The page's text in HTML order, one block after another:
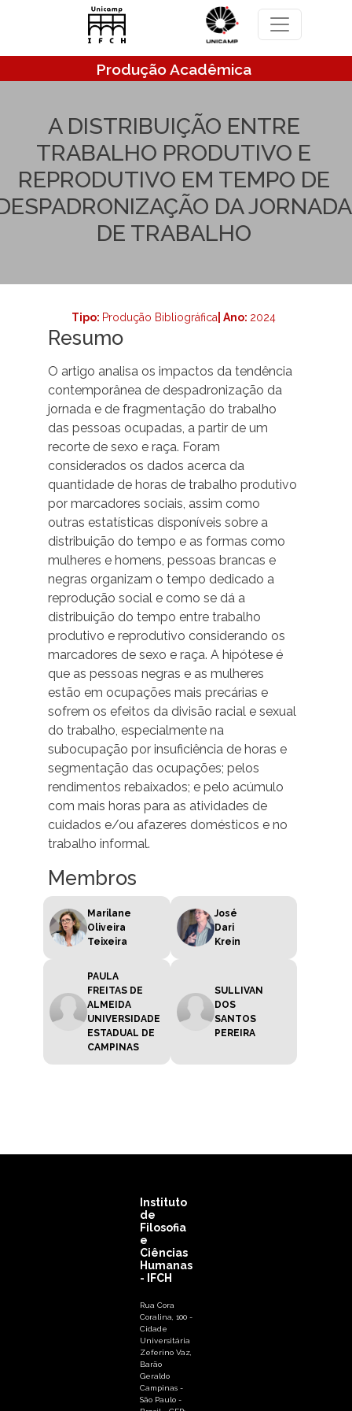
Pular para o conteúdo principal
Produção Acadêmica
A DISTRIBUIÇÃO ENTRE
TRABALHO PRODUTIVO E
REPRODUTIVO EM TEMPO DE
DA JORNADA
DE TRABALHO
Tipo: Produção Bibliográfica | Ano: 2024
Resumo
O artigo analisa os impactos da tendência
contemporânea de despadronização da
jornada e de fragmentação do trabalho
das pessoas ocupadas, a partir de um
recorte de sexo e raça. Foram
considerados os dados acerca da
quantidade de horas de trabalho produtivo
por marcadores sociais, assim como
outras estatísticas disponíveis sobre a
distribuição do tempo e as formas como
mulheres e homens, pessoas brancas e
negras organizam o tempo dedicado a
reprodução social e como se dá a
distribuição do tempo entre trabalho
produtivo e reprodutivo considerando os
marcadores de sexo e raça. A hipótese é
que as pessoas negras e as mulheres
estão em ocupações mais precárias e
sofrem os efeitos da divisão racial e sexual
do trabalho, especialmente na
subocupação por insuficiência de horas e
segmentação das ocupações; pelos
rendimentos rebaixados; e pelo acúmulo
com mais horas para as atividades de
cuidados e/ou afazeres domésticos e no
trabalho informal.
Membros
Marilane
Oliveira
Teixeira
José
Dari
Krein
PAULA
FREITAS DE
ALMEIDA
UNIVERSIDADE
ESTADUAL DE
CAMPINAS
SULLIVAN
DOS
SANTOS
PEREIRA
Instituto
de
Filosofia
e
Ciências
Humanas
- IFCH
Rua Cora
Coralina, 100 -
Cidade
Universitária
Zeferino Vaz,
Barão
Geraldo
Campinas -
São Paulo -